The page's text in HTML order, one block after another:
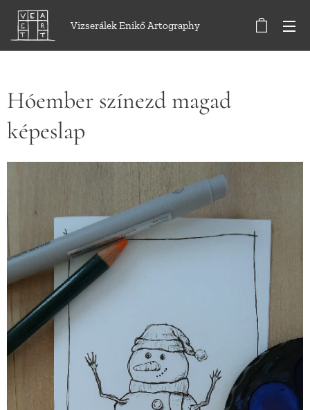
Vizserálek Enikő Artography
Hóember színezd magad
képeslap